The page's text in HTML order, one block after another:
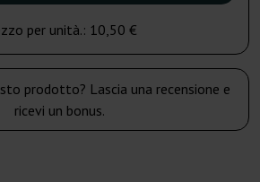
per unità.: 10,50 €
prodotto? Lascia una recensione e
ricevi un bonus.